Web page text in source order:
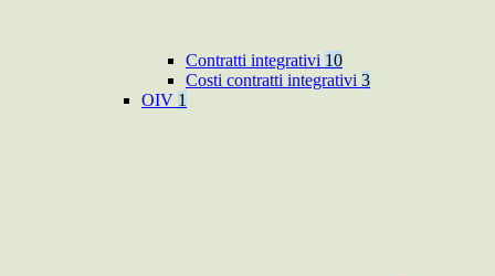
Contratti integrativi 10
Costi contratti integrativi 3
OIV 1